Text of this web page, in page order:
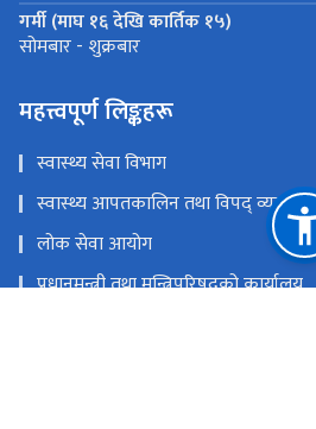
गर्मी (माघ १६ देखि कार्तिक १५)
सोमबार - शुक्रबार
महत्त्वपूर्ण लिङ्कहरू
स्वास्थ्य सेवा विभाग
स्वास्थ्य आपतकालिन तथा विपद्
लोक सेवा आयोग
प्रधानमन्त्री तथा मन्त्रिपरिषद्‍को कार्यालय